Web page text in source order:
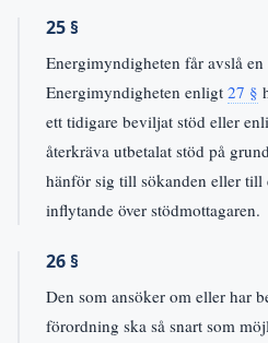
25 §
Energimyndigheten får avslå
Energimyndigheten enligt 27 §
ett tidigare beviljat stöd eller
återkräva utbetalat stöd på
hänför sig till sökanden eller till
inflytande över stödmottagaren.
26 §
Den som ansöker om eller har
förordning ska så snart som